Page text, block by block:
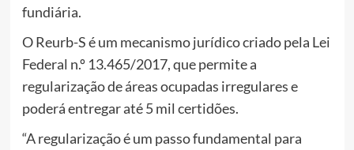
fundiária.
O Reurb-S é um mecanismo jurídico criado pela Lei
Federal n.º 13.465/2017, que permite a
regularização de áreas ocupadas irregulares e
poderá entregar até 5 mil certidões.
“A regularização é um passo fundamental para